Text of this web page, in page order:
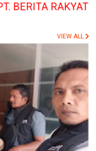
INDONESIA
VIEW ALL